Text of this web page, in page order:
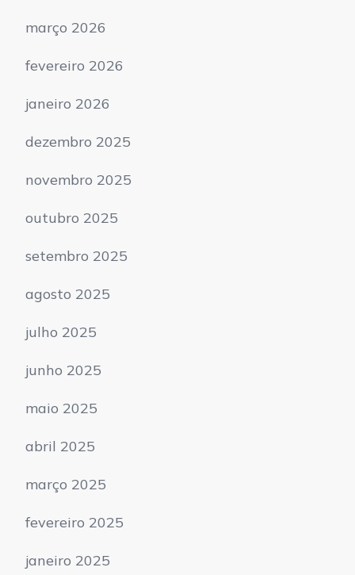
março 2026
fevereiro 2026
janeiro 2026
dezembro 2025
novembro 2025
outubro 2025
setembro 2025
agosto 2025
julho 2025
junho 2025
maio 2025
abril 2025
março 2025
fevereiro 2025
janeiro 2025